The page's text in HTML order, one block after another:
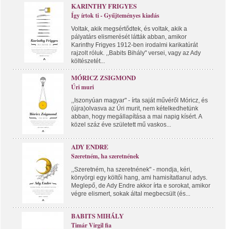
KARINTHY FRIGYES
Így írtok ti - Gyűjteményes kiadás
Voltak, akik megsértődtek, és voltak, akik a
pályatárs elismerését látták abban, amikor
Karinthy Frigyes 1912-ben irodalmi karikatúrát
rajzolt róluk. ,,Babits Bihály" versei, vagy az Ady
költészetét...
MÓRICZ ZSIGMOND
Úri muri
,,Iszonyúan magyar" - írta saját művéről Móricz, és
(újra)olvasva az Úri murit, nem kételkedhetünk
abban, hogy megállapítása a mai napig kísért. A
közel száz éve született mű vaskos...
ADY ENDRE
Szeretném, ha szeretnének
,,Szeretném, ha szeretnének" - mondja, kéri,
könyörgi egy költői hang, ami hamisítatlanul adys.
Meglepő, de Ady Endre akkor írta e sorokat, amikor
végre elismert, sokak által megbecsült (és...
BABITS MIHÁLY
Timár Virgil fia